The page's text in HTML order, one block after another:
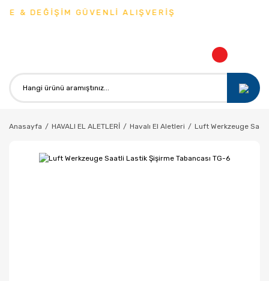
& DEĞİŞİM GÜVENLİ ALIŞVERİŞ
Anasayfa HAVALI EL ALETLERİ Havalı El Aletleri Luft Werkzeuge